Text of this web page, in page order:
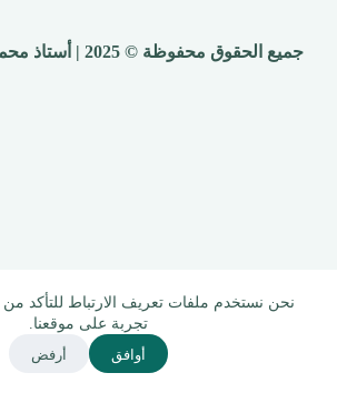
نحن نستخدم ملفات تعريف الارتباط للتأكد
تجربة على موقعنا.
أوافق أرفض
جميع الحقوق محفوظة © 2025 | أستاذ محمود السني